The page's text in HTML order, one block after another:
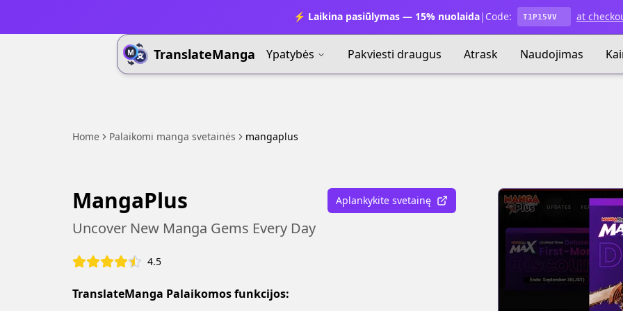
⚡ Laikina pasiūlymas — 15% nuolaida| Code: T1P15VV at
TranslateManga Ypatybės Pakviesti draugus Atrask Naudojimas
Home Palaikomi manga svetainės mangaplus
MangaPlus Aplankykite svetainę
Uncover New Manga Gems Every Day
4.5
TranslateManga Palaikomos funkcijos: